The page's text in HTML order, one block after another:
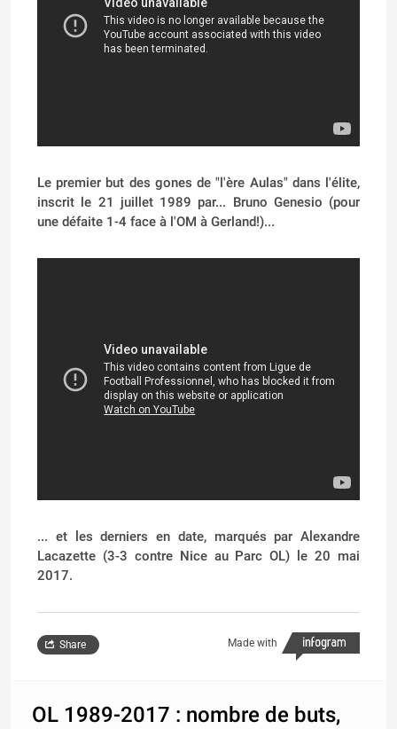
Le premier but des gones de "l'ère Aulas" dans l'élite,
inscrit le 21 juillet 1989 par... Bruno Genesio (pour
une défaite 1-4 face à l'OM à Gerland!)...
... et les derniers en date, marqués par Alexandre
Lacazette (3-3 contre Nice au Parc OL) le 20 mai
2017.
Made with
Share
OL 1989-2017 : nombre de buts,